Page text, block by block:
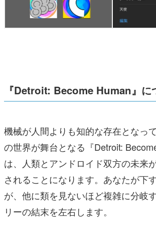
『Detroit: Become Human』に
機械が人間よりも知的な存在となっ
の世界が舞台となる『Detroit:
は、人類とアンドロイド双方の未来
されることになります。あなたが下
が、他に類を見ないほど複雑に分岐
リーの結末を左右します。